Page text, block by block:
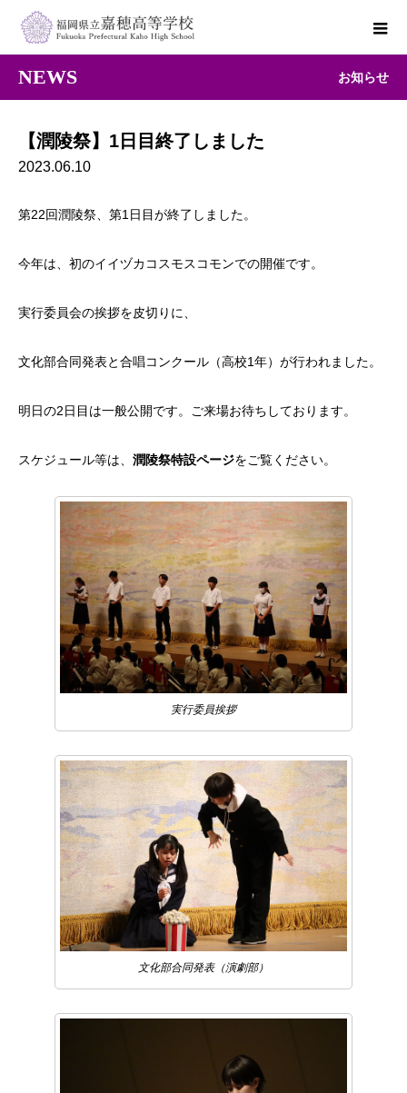
NEWS お知らせ
【潤陵祭】1日目終了しました
2023.06.10
第22回潤陵祭、第1日目が終了しました。
今年は、初のイイヅカコスモスコモンでの開催です。
実行委員会の挨拶を皮切りに、
文化部合同発表と合唱コンクール（高校1年）が行われました。
明日の2日目は一般公開です。ご来場お待ちしております。
スケジュール等は、 潤陵祭特設ページをご覧ください。
実行委員挨拶
文化部合同発表（演劇部）